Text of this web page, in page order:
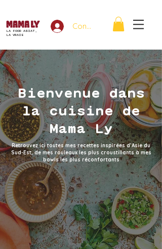
LA FOOD ASIAT,
LA VRAIE
Connexion
Bienvenue dans
la cuisine de
Mama Ly
Retrouvez ici toutes mes recettes inspirées d’Asie du
Sud-Est, de mes rouleaux les plus croustillants à mes
bowls les plus réconfortants